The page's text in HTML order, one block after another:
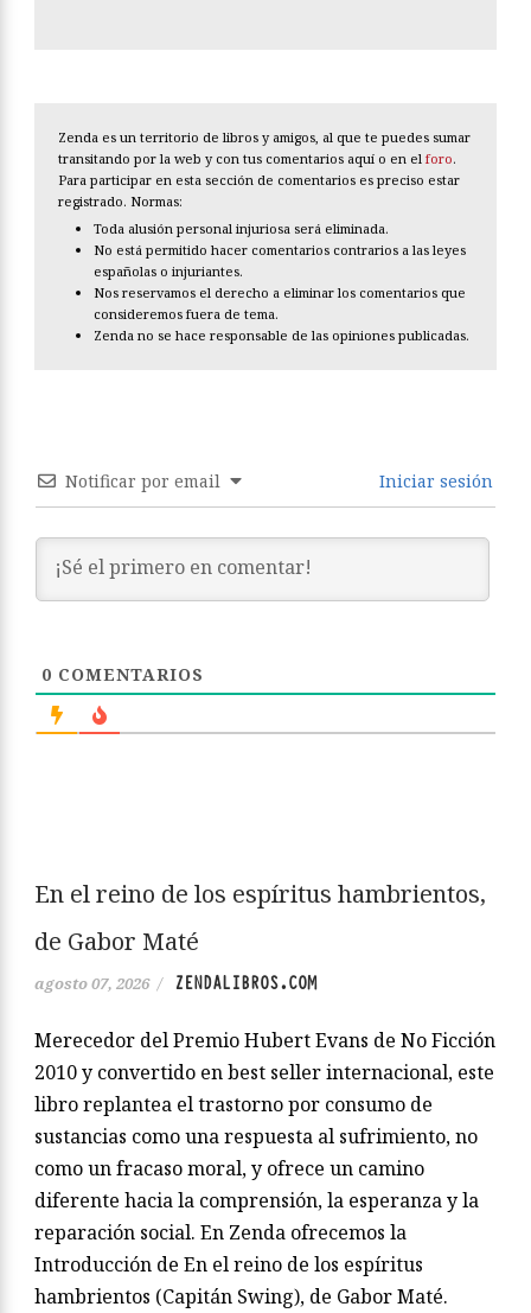
Zenda es un territorio de libros y amigos, al que te puedes sumar
transitando por la web y con tus comentarios aquí o en el foro.
Para participar en esta sección de comentarios es preciso estar
registrado. Normas:
Toda alusión personal injuriosa será eliminada.
No está permitido hacer comentarios contrarios a las leyes
españolas o injuriantes.
Nos reservamos el derecho a eliminar los comentarios que
consideremos fuera de tema.
Zenda no se hace responsable de las opiniones publicadas.
Notificar por email Iniciar sesión
0 COMENTARIOS
En el reino de los espíritus hambrientos,
de Gabor Maté
agosto 07, 2026 / ZENDALIBROS.COM
Merecedor del Premio Hubert Evans de No Ficción
2010 y convertido en best seller internacional, este
libro replantea el trastorno por consumo de
sustancias como una respuesta al sufrimiento, no
como un fracaso moral, y ofrece un camino
diferente hacia la comprensión, la esperanza y la
reparación social. En Zenda ofrecemos la
Introducción de En el reino de los espíritus
hambrientos (Capitán Swing), de Gabor Maté.